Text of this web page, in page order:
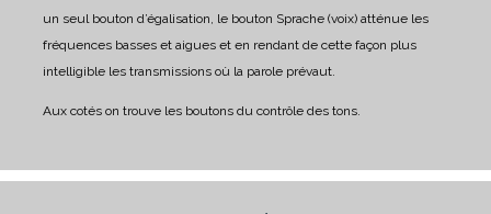
un seul bouton d’égalisation, le bouton Sprache (voix) atténue les
fréquences basses et aigues et en rendant de cette façon plus
intelligible les transmissions où la parole prévaut.
Aux cotés on trouve les boutons du contrôle des tons.